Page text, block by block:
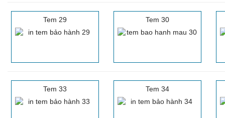
Tem 29 Tem 30
Tem 33 Tem 34